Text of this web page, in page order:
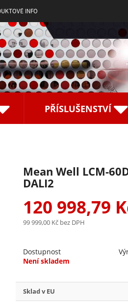
INFO
PŘÍSLUŠENSTVÍ
Mean Well LCM-
DALI2
120 998,79
99 999,00 Kč bez DPH
Dostupnost
Není skladem
Sklad v EU